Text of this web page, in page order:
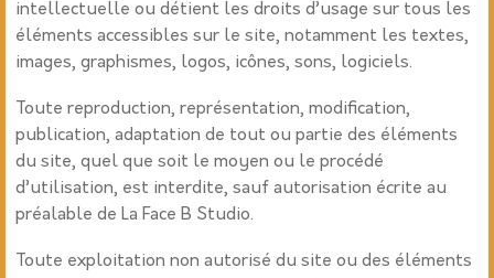
intellectuelle ou détient les droits d’usage sur tous les
éléments accessibles sur le site, notamment les textes,
images, graphismes, logos, icônes, sons, logiciels.
Toute reproduction, représentation, modification,
publication, adaptation de tout ou partie des éléments
du site, quel que soit le moyen ou le procédé
d’utilisation, est interdite, sauf autorisation écrite au
préalable de La Face B Studio.
Toute exploitation non autorisé du site ou des éléments